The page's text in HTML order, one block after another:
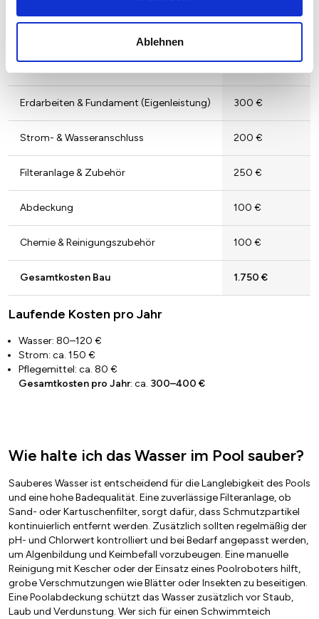
Ablehnen
Erdarbeiten & Fundament (Eigenleistung) 300 €
Strom- & Wasseranschluss 200 €
Filteranlage & Zubehör 250 €
Abdeckung 100 €
Chemie & Reinigungszubehör 100 €
Gesamtkosten Bau 1.750 €
Laufende Kosten pro Jahr
Wasser: 80–120 €
Strom: ca. 150 €
Pflegemittel: ca. 80 €
Gesamtkosten pro Jahr: ca. 300–400 €
Wie halte ich das Wasser im Pool sauber?
Sauberes Wasser ist entscheidend für die Langlebigkeit des Pools
und eine hohe Badequalität. Eine zuverlässige Filteranlage, ob
Sand- oder Kartuschenfilter, sorgt dafür, dass Schmutzpartikel
kontinuierlich entfernt werden. Zusätzlich sollten regelmäßig der
pH- und Chlorwert kontrolliert und bei Bedarf angepasst werden,
um Algenbildung und Keimbefall vorzubeugen. Eine manuelle
Reinigung mit Kescher oder der Einsatz eines Poolroboters hilft,
grobe Verschmutzungen wie Blätter oder Insekten zu beseitigen.
Eine Poolabdeckung schützt das Wasser zusätzlich vor Staub,
Laub und Verdunstung. Wer sich für einen Schwimmteich